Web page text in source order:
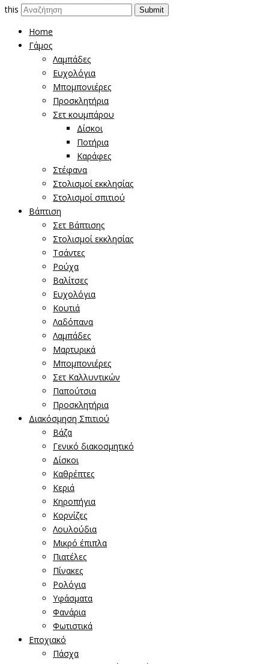
this
Home
Γάμος
Λαμπάδες
Ευχολόγια
Μπομπονιέρες
Προσκλητήρια
Σετ κουμπάρου
Δίσκοι
Ποτήρια
Καράφες
Στέφανα
Στολισμοί εκκλησίας
Στολισμοί σπιτιού
Βάπτιση
Σετ Βάπτισης
Στολισμοί εκκλησίας
Τσάντες
Ρούχα
Βαλίτσες
Ευχολόγια
Κουτιά
Λαδόπανα
Λαμπάδες
Μαρτυρικά
Μπομπονιέρες
Σετ Καλλυντικών
Παπούτσια
Προσκλητήρια
Διακόσμηση Σπιτιού
Βάζα
Γενικό διακοσμητικό
Δίσκοι
Καθρέπτες
Κεριά
Κηροπήγια
Κορνίζες
Λουλούδια
Μικρό έπιπλα
Πιατέλες
Πίνακες
Ρολόγια
Υφάσματα
Φανάρια
Φωτιστικά
Εποχιακό
Πάσχα